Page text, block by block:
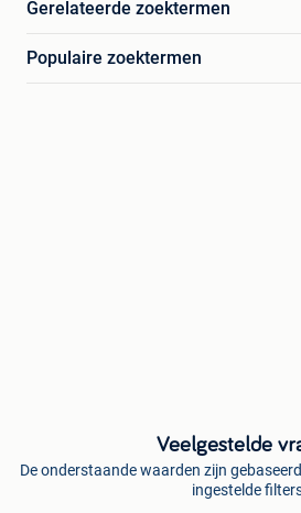
Gerelateerde zoektermen
Populaire zoektermen
Veelgestelde
De onderstaande waarden zijn
ingestelde